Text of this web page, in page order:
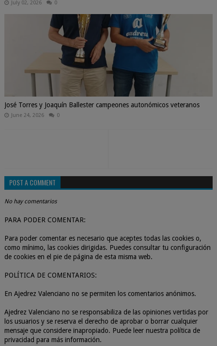
July 02, 2026 0
José Torres y Joaquín Ballester campeones autonómicos veteranos
June 24, 2026 0
POST A COMMENT
No hay comentarios
PARA PODER COMENTAR:
Para poder comentar es necesario que aceptes todas las cookies o,
como mínimo, las cookies dirigidas. Puedes consultar tu configuración
de cookies en el pie de página de esta misma web.
POLÍTICA DE COMENTARIOS:
En Ajedrez Valenciano no se permiten los comentarios anónimos.
Ajedrez Valenciano no se responsabiliza de las opiniones vertidas por
los usuarios y se reserva el derecho de aprobar o borrar cualquier
mensaje que considere inapropiado. Puede leer nuestra política de
privacidad para más información.